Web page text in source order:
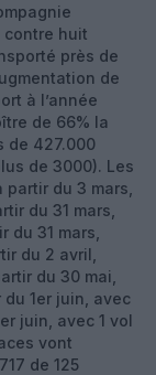
contre huit
près de
de
à l’année
de 66% la
de 427.000
de 3000). Les
du 3 mars,
du 31 mars,
31 mars,
du 2 avril,
du 30 mai,
1er juin, avec
juin, avec 1 vol
vont
de 125